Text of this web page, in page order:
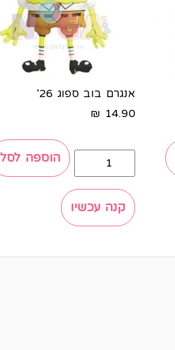
אנגרם בוב ספוג 26'
14.90
₪
הוספה לסל
קנה עכשיו